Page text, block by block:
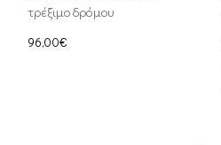
τρέξιμο δρόμου
96,00€